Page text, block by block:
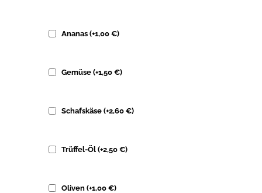
Ananas (+1,00 €)
Gemüse (+1,50 €)
Schafskäse (+2,60 €)
Trüffel-Öl (+2,50 €)
Oliven (+1,00 €)